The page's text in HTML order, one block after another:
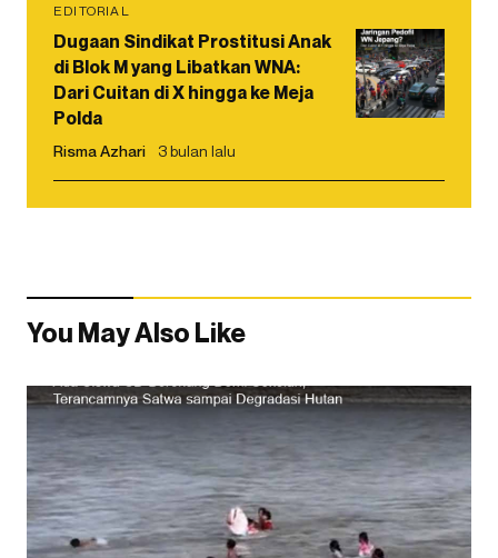
EDITORIAL
Dugaan Sindikat Prostitusi Anak
di Blok M yang Libatkan WNA:
Dari Cuitan di X hingga ke Meja
Polda
Risma Azhari 3 bulan lalu
You May Also Like